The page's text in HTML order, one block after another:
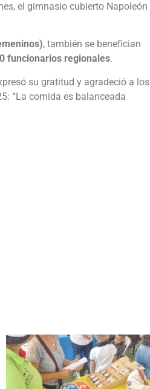
el gimnasio cubierto Napoleón
, también se benefician
funcionarios regionales.
su gratitud y agradeció a los
“La comida es balanceada